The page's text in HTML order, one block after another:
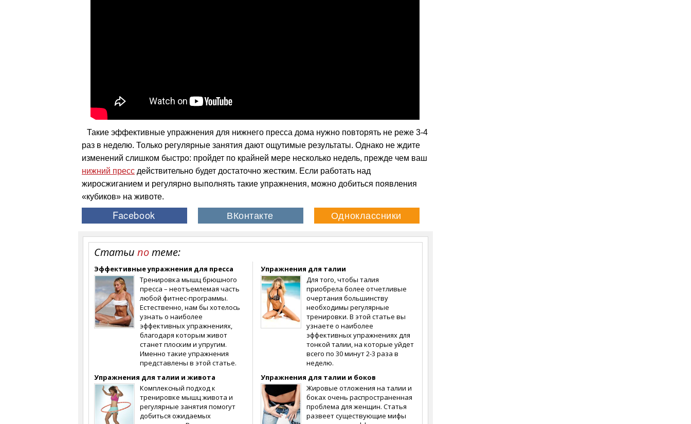
Такие эффективные упражнения для нижнего пресса дома нужно повторять не реже 3-4
раз в неделю. Только регулярные занятия дают ощутимые результаты. Однако не ждите
изменений слишком быстро: пройдет по крайней мере несколько недель, прежде чем ваш
нижний пресс действительно будет достаточно жестким. Если работать над
жиросжиганием и регулярно выполнять такие упражнения, можно добиться появления
«кубиков» на животе.
Статьи потеме:
Эффективные упражнения для пресса
Тренировка мышц брюшного
пресса – неотъемлемая часть
любой фитнес-программы.
Естественно, нам бы хотелось
узнать о наиболее
эффективных упражнениях,
благодаря которым живот
станет плоским и упругим.
Именно такие упражнения
представлены в этой статье.
Упражнения для талии
Для того, чтобы талия
приобрела более отчетливые
очертания большинству
необходимы регулярные
тренировки. В этой статье вы
узнаете о наиболее
эффективных упражнениях для
тонкой талии, на которые уйдет
всего по 30 минут 2-3 раза в
неделю.
Упражнения для талии и живота
Комплексный подход к
тренировке мышц живота и
регулярные занятия помогут
добиться ожидаемых
Упражнения для талии и боков
Жировые отложения на талии и
боках очень распространенная
проблема для женщин. Статья
развеет существующие мифы